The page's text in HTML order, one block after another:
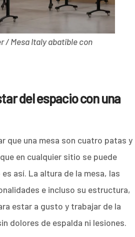
/ Mesa Italy abatible con
del espacio con una
que una mesa son cuatro patas y
en cualquier sitio se puede
así. La altura de la mesa, las
e incluso su estructura,
estar a gusto y trabajar de la
dolores de espalda ni lesiones.